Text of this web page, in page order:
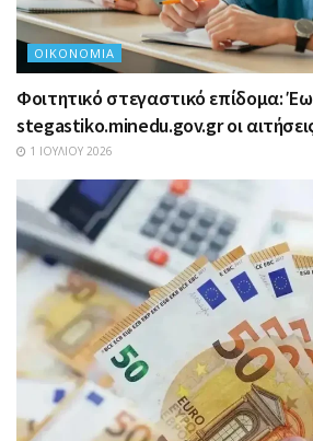
ΟΙΚΟΝΟΜΊΑ
Φοιτητικό στεγαστικό επίδομα:
stegastiko.minedu.gov.gr οι
1 ΙΟΥΛΊΟΥ 2026